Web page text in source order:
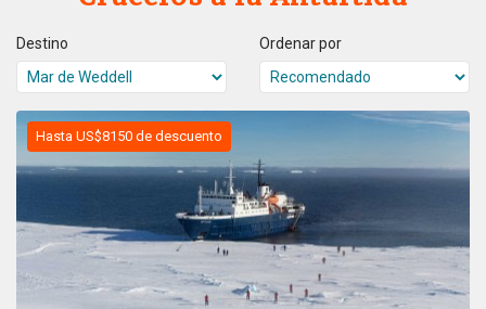
Destino Ordenar por
Hasta US$8150 de descuento